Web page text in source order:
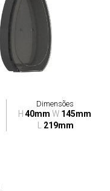
Dimensões
H 40mm W 145mm
219mm